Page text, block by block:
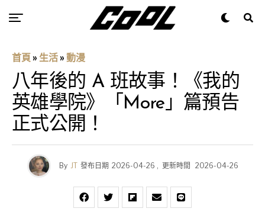
首頁 » 生活 » 動漫
八年後的 A 班故事！《我的
英雄學院》「More」篇預告
正式公開！
By JT 發布日期 2026-04-26 , 更新時間 2026-04-26